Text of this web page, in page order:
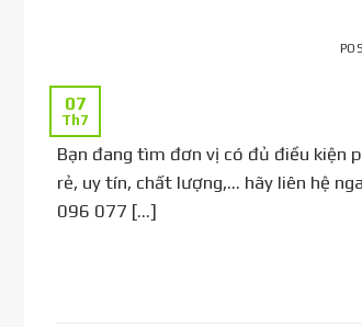
07
Th7
Bạn đang tìm đơn vị có đủ điều kiện
rẻ, uy tín, chất lượng,… hãy liên hệ
096 077 […]